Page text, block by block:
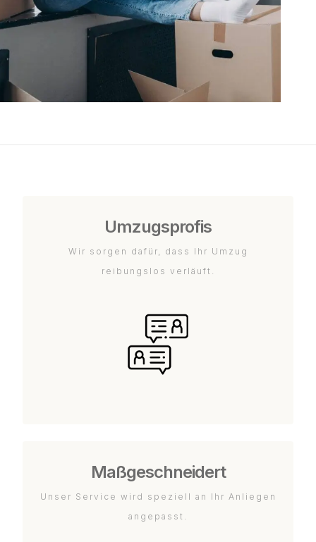
Umzugsprofis
Wir sorgen dafür, dass Ihr Umzug
reibungslos verläuft.
Maßgeschneidert
Unser Service wird speziell an Ihr Anliegen
angepasst.